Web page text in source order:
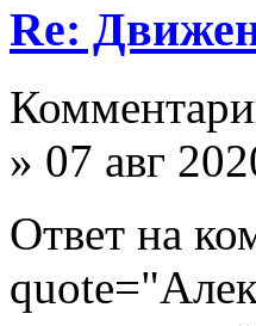
Re:
» 07 авг
Ответ на